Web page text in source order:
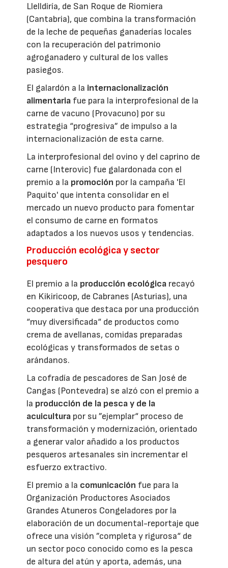
Llelldiría, de San Roque de Riomiera
(Cantabria), que combina la transformación
de la leche de pequeñas ganaderías locales
con la recuperación del patrimonio
agroganadero y cultural de los valles
pasiegos.
El galardón a la internacionalización
alimentaria fue para la interprofesional de la
carne de vacuno (Provacuno) por su
estrategia “progresiva” de impulso a la
internacionalización de esta carne.
La interprofesional del ovino y del caprino de
carne (Interovic) fue galardonada con el
premio a la promoción por la campaña 'El
Paquito' que intenta consolidar en el
mercado un nuevo producto para fomentar
el consumo de carne en formatos
adaptados a los nuevos usos y tendencias.
Producción ecológica y sector
pesquero
El premio a la producción ecológica recayó
en Kikiricoop, de Cabranes (Asturias), una
cooperativa que destaca por una producción
“muy diversificada“ de productos como
crema de avellanas, comidas preparadas
ecológicas y transformados de setas o
arándanos.
La cofradía de pescadores de San José de
Cangas (Pontevedra) se alzó con el premio a
la producción de la pesca y de la
acuicultura por su ”ejemplar“ proceso de
transformación y modernización, orientado
a generar valor añadido a los productos
pesqueros artesanales sin incrementar el
esfuerzo extractivo.
El premio a la comunicación fue para la
Organización Productores Asociados
Grandes Atuneros Congeladores por la
elaboración de un documental-reportaje que
ofrece una visión ”completa y rigurosa“ de
un sector poco conocido como es la pesca
de altura del atún y aporta, además, una